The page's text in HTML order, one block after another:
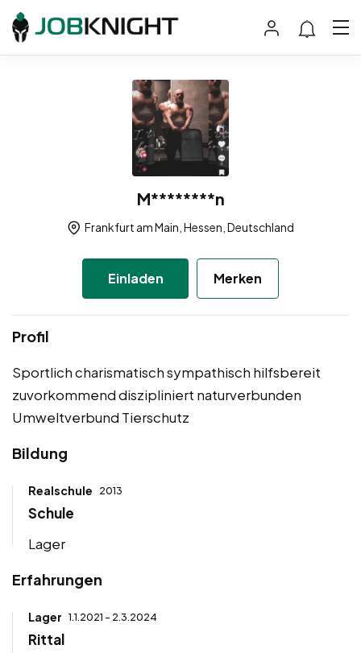
M********n
Frankfurt am Main, Hessen, Deutschland
Einladen Merken
Profil
Sportlich charismatisch sympathisch hilfsbereit
zuvorkommend diszipliniert naturverbunden
Umweltverbund Tierschutz
Bildung
Realschule 2013
Schule
Lager
Erfahrungen
Lager 1.1.2021 - 2.3.2024
Rittal